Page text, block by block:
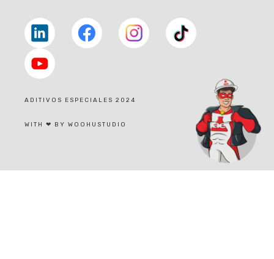
Linkedin facebook facebook tiktok
youtube
ADITIVOS ESPECIALES 2024
WITH ❤ BY WOOHUSTUDIO